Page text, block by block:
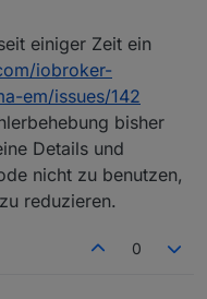
mit 16 GB
habe ich ihn mal
da. Prozessorlast bei
Adapter auf jeden
ziemlich
einiger Zeit ein
iobroker-
em/issues/142
bisher
Details und
nicht zu benutzen,
reduzieren.
0